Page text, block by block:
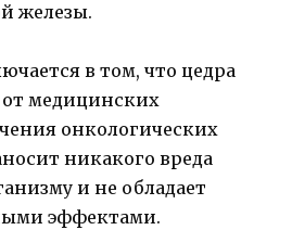
железы.
в том, что цедра
медицинских
онкологических
никакого вреда
и не обладает
эффектами.